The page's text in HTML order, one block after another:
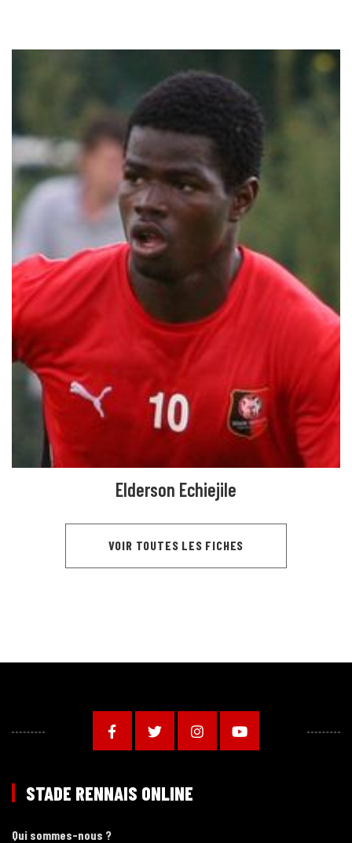
Elderson Echiejile
VOIR TOUTES LES FICHES
STADE RENNAIS ONLINE
Qui sommes-nous ?